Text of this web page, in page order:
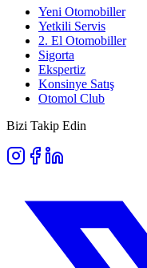
Yeni Otomobiller
Yetkili Servis
2. El Otomobiller
Sigorta
Ekspertiz
Konsinye Satış
Otomol Club
Bizi Takip Edin